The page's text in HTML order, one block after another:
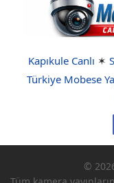
Kapıkule Canlı ✶
Türkiye Mobese
©